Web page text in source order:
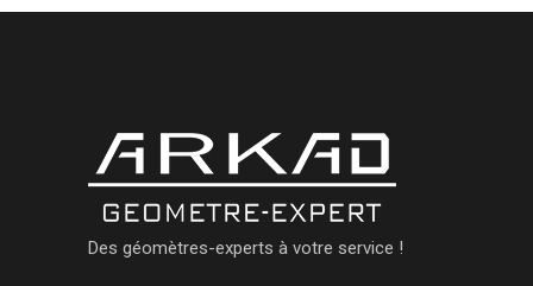
Des géomètres-experts à votre service !